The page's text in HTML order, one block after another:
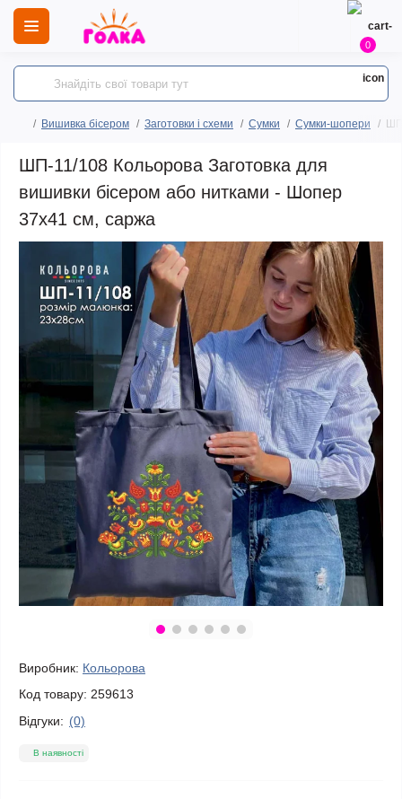
0
Вишивка бісером Заготовки і схеми Сумки Сумки-шопери
ШП-11/108 Кольорова Заготовка для
вишивки бісером або нитками - Шопер
37x41 см, саржа
Виробник: Кольорова
Код товару: 259613
Відгуки: (0)
В наявності